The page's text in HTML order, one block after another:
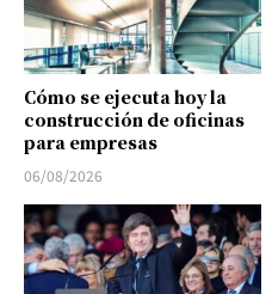
Cómo se ejecuta hoy la
construcción de oficinas
para empresas
06/08/2026